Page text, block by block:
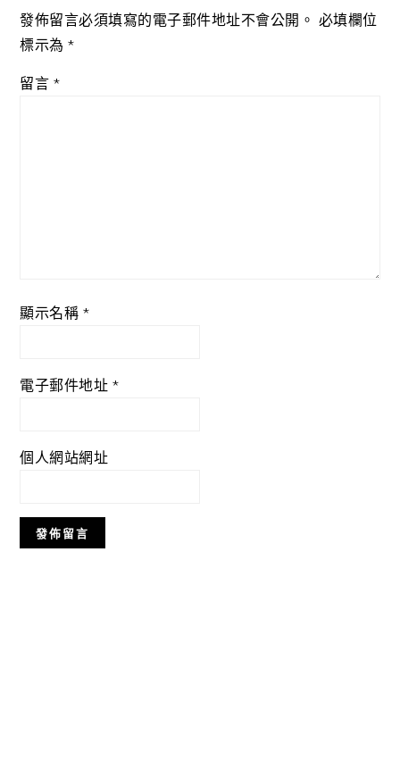
發佈留言必須填寫的電子郵件地址不會公開。 必填欄位
標示為*
留言 *
顯示名稱 *
電子郵件地址 *
個人網站網址